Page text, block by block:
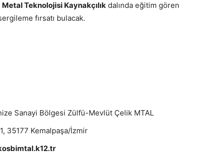
Metal Teknolojisi Kaynakçılık dalında eğitim gören
fırsatı bulacak.
Sanayi Bölgesi Zülfü-Mevlüt Çelik MTAL
35177 Kemalpaşa/İzmir